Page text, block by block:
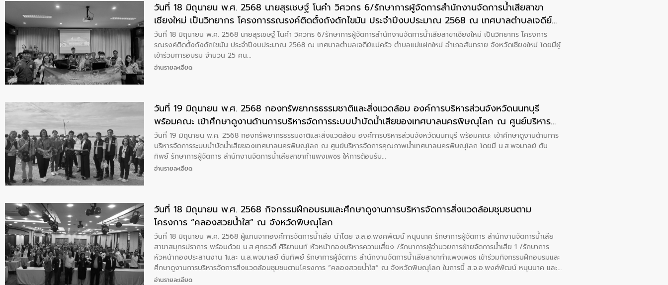
วันที่ 18 มิถุนายน พ.ศ. 2568 นายสุรเชษฐ์ โนคำ วิศวกร 6/รักษาการผู้จัดการสำนักงานจัดการน้ำเสียสาขา
เชียงใหม่ เป็นวิทยากร โครงการรณรงค์ติดตั้งถังดักไขมัน ประจำปีงบประมาณ 2568 ณ เทศบาลตำบลเจดีย์
แม่ครัว ตำบลแม่แฝกใหม่ อำเภอสันทราย จังหวัดเชียงใหม่ โดยมีผู้เข้าร่วมการอบรม จำนวน 25 คน
วันที่ 18 มิถุนายน พ.ศ. 2568 นายสุรเชษฐ์ โนคำ วิศวกร 6/รักษาการผู้จัดการสำนักงานจัดการน้ำเสียสาขาเชียงใหม่ เป็นวิทยากร โครงการ
รณรงค์ติดตั้งถังดักไขมัน ประจำปีงบประมาณ 2568 ณ เทศบาลตำบลเจดีย์แม่ครัว ตำบลแม่แฝกใหม่ อำเภอสันทราย จังหวัดเชียงใหม่ โดยมีผู้
เข้าร่วมการอบรม จำนวน 25 คน
อ่านรายละเอียด
วันที่ 19 มิถุนายน พ.ศ. 2568 กองทรัพยากรธรรมชาติและสิ่งแวดล้อม องค์การบริหารส่วนจังหวัดนนทบุรี
พร้อมคณะ เข้าศึกษาดูงานด้านการบริหารจัดการระบบบำบัดน้ำเสียของเทศบาลนครพิษณุโลก ณ ศูนย์บริหาร
จัดการคุณภาพน้ำเทศบาลนครพิษณุโลก โดยมี น.ส.พจมาลย์ ตันทิพย์ รักษาการผู้จัดการ สำนักงานจัดการน้ำ
เสียสาขากำแพงเพชร ให้การต้อนรับ
วันที่ 19 มิถุนายน พ.ศ. 2568 กองทรัพยากรธรรมชาติและสิ่งแวดล้อม องค์การบริหารส่วนจังหวัดนนทบุรี พร้อมคณะ เข้าศึกษาดูงานด้านการ
บริหารจัดการระบบบำบัดน้ำเสียของเทศบาลนครพิษณุโลก ณ ศูนย์บริหารจัดการคุณภาพน้ำเทศบาลนครพิษณุโลก โดยมี น.ส.พจมาลย์ ตัน
ทิพย์ รักษาการผู้จัดการ สำนักงานจัดการน้ำเสียสาขากำแพงเพชร ให้การต้อนรับ
อ่านรายละเอียด
วันที่ 18 มิถุนายน พ.ศ. 2568 กิจกรรมฝึกอบรมและศึกษาดูงานการบริหารจัดการสิ่งแวดล้อมชุมชนตาม
โครงการ “คลองสวยน้ำใส” ณ จังหวัดพิษณุโลก
วันที่ 18 มิถุนายน พ.ศ. 2568 ผู้แทนจากองค์การจัดการน้ำเสีย นำโดย จ.ส.อ.พงศพัฒน์ หนุนนาค รักษาการผู้จัดการ สำนักงานจัดการน้ำเสีย
สาขาสมุทรปราการ พร้อมด้วย น.ส.ศุทธวดี ศิริยานนท์ หัวหน้ากองบริหารความเสี่ยง /รักษาการผู้อำนวยการฝ่ายจัดการน้ำเสีย 1 /รักษาการ
หัวหน้ากองประสานงาน 1และ น.ส.พจมาลย์ ตันทิพย์ รักษาการผู้จัดการ สำนักงานจัดการน้ำเสียสาขากำแพงเพชร เข้าร่วมกิจกรรมฝึกอบรมและ
ศึกษาดูงานการบริหารจัดการสิ่งแวดล้อมชุมชนตามโครงการ “คลองสวยน้ำใส” ณ จังหวัดพิษณุโลก ในการนี้ ส.จ.อ.พงศ์พัฒน์ หนุนนาค และ
น.ส. พจมาลย์ ตันทิพย์ ได้ร่วมบรรยายสรุปด้านการบริหารจัดการระบบบำบัดน้ำเสียของเทศบาลนครพิษณุโลกด้วย
อ่านรายละเอียด